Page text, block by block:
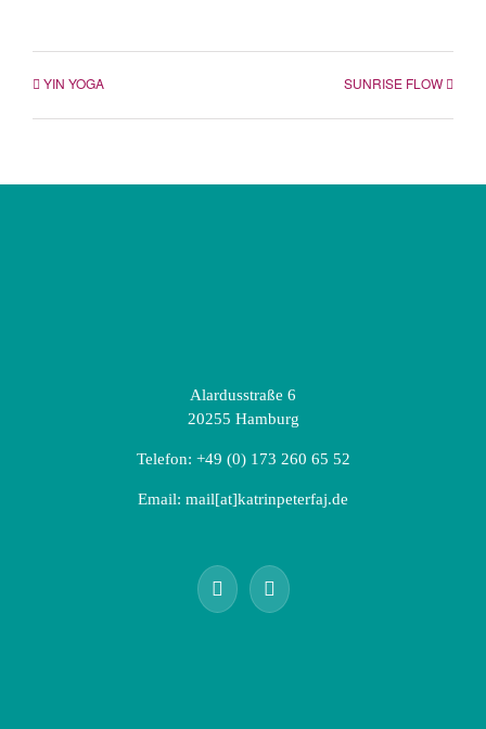
YIN YOGA SUNRISE FLOW
Alardusstraße 6
20255 Hamburg
Telefon: +49 (0) 173 260 65 52
Email: mail[at]katrinpeterfaj.de